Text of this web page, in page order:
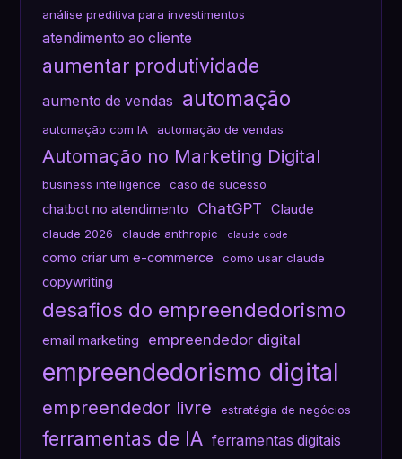
análise preditiva para investimentos
atendimento ao cliente
aumentar produtividade
aumento de vendas automação
automação com IA automação de vendas
Automação no Marketing Digital
business intelligence caso de sucesso
chatbot no atendimento ChatGPT Claude
claude 2026 claude anthropic claude code
como criar um e-commerce como usar claude
copywriting
desafios do empreendedorismo
email marketing empreendedor digital
empreendedorismo digital
empreendedor livre estratégia de negócios
ferramentas de IA ferramentas digitais